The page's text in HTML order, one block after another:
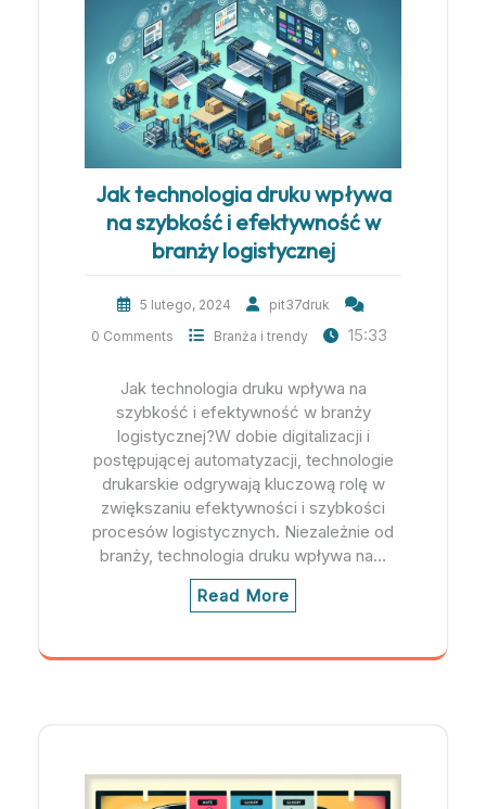
Jak technologia druku wpływa
na szybkość i efektywność w
branży logistycznej
5 lutego, 2024
pit37druk
0 Comments
Branża i trendy 15:33
Jak technologia druku wpływa na
szybkość i efektywność w branży
logistycznej?W dobie digitalizacji i
postępującej automatyzacji, technologie
drukarskie odgrywają kluczową rolę w
zwiększaniu efektywności i szybkości
procesów logistycznych. Niezależnie od
branży, technologia druku wpływa na…
Read More